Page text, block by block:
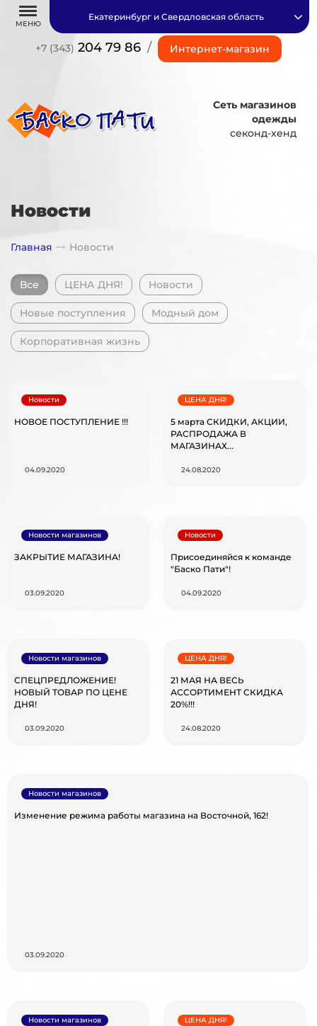
МЕНЮ
+7 (343) 204 79 86 / Интернет-магазин
Екатеринбург и Свердловская область
Сеть магазинов
одежды
секонд-хенд
Новости
Главная Новости
Все ЦЕНА ДНЯ! Новости
Новые поступления Модный дом
Корпоративная жизнь
НОВОЕ ПОСТУПЛЕНИЕ !!!
Новости
04.09.2020
5 марта СКИДКИ, АКЦИИ,
РАСПРОДАЖА В
МАГАЗИНАХ...
ЦЕНА ДНЯ!
24.08.2020
ЗАКРЫТИЕ МАГАЗИНА!
Новости магазинов
03.09.2020
Присоединяйся к команде
"Баско Пати"!
Новости
04.09.2020
СПЕЦПРЕДЛОЖЕНИЕ!
НОВЫЙ ТОВАР ПО ЦЕНЕ
ДНЯ!
Новости магазинов
03.09.2020
21 МАЯ НА ВЕСЬ
АССОРТИМЕНТ СКИДКА
20%!!!
ЦЕНА ДНЯ!
24.08.2020
Изменение режима работы магазина на Восточной, 162!
Новости магазинов
03.09.2020
Новости магазинов ЦЕНА ДНЯ!